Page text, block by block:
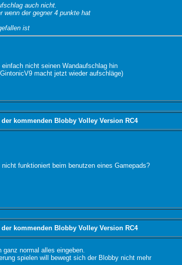
auch nicht.
wenn der gegner 4 punkte hat
ist
nicht seinen Wandaufschlag hin
macht jetzt wieder aufschläge)
der kommenden Blobby Volley Version RC4
funktioniert beim benutzen eines Gamepads?
der kommenden Blobby Volley Version RC4
normal alles eingeben.
spielen will bewegt sich der Blobby nicht mehr